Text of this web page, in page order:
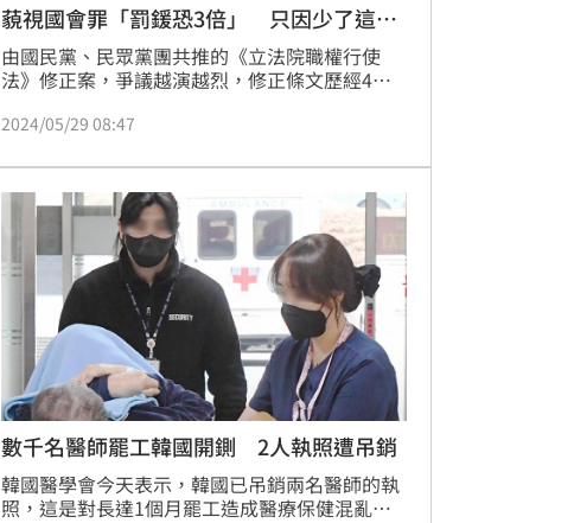
藐視國會罪「罰鍰恐3倍」 只因少了這3
字
由國民黨、民眾黨團共推的《立法院職權行使
法》修正案，爭議越演越烈，修正條文歷經4次
下，正式三讀通過。其中5大重點內容之一的藐
金。
2024/05/29 08:47
數千名醫師罷工韓國開鍘 2人執照遭吊銷
韓國醫學會今天表示，韓國已吊銷兩名醫師的執
照，這是對長達1個月罷工造成醫療保健混亂的